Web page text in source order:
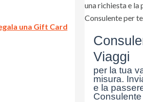
qui la tua email e ti
6
nessuno ti dara mai...
una Gift Card
Viaggi
per la tua
misura.
e la